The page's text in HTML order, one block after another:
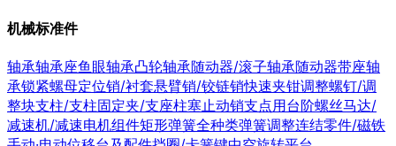
机械标准件
轴承轴承座鱼眼轴承凸轮轴承随动器/滚子轴承随动器带座轴
承锁紧螺母定位销/衬套悬臂销/铰链销快速夹钳调整螺钉/调
整块支柱/支柱固定夹/支座柱塞止动销支点用台阶螺丝马达/
减速机/减速电机组件矩形弹簧全种类弹簧调整连结零件/磁铁